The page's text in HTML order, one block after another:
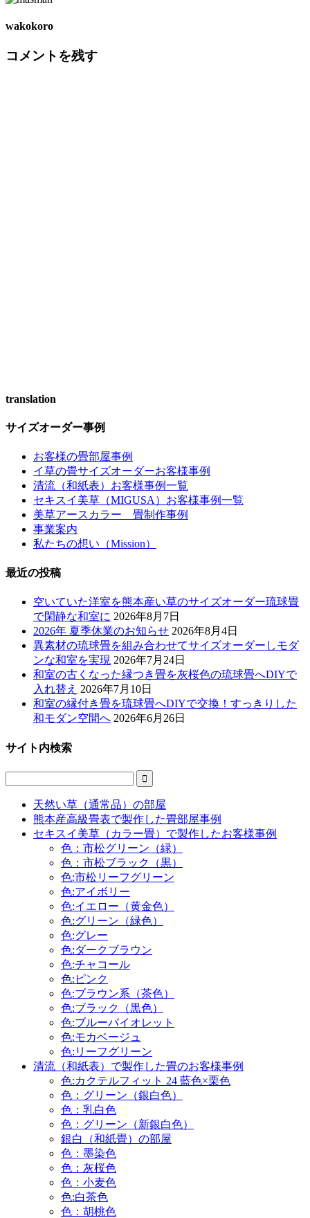
wakokoro
コメントを残す
translation
サイズオーダー事例
お客様の畳部屋事例
イ草の畳サイズオーダーお客様事例
清流（和紙表）お客様事例一覧
セキスイ美草（MIGUSA）お客様事例一覧
美草アースカラー 畳制作事例
事業案内
私たちの想い（Mission）
最近の投稿
空いていた洋室を熊本産い草のサイズオーダー琉球畳
で閑静な和室に 2026年8月7日
2026年 夏季休業のお知らせ 2026年8月4日
異素材の琉球畳を組み合わせてサイズオーダーしモダ
ンな和室を実現 2026年7月24日
和室の古くなった縁つき畳を灰桜色の琉球畳へDIYで
入れ替え 2026年7月10日
和室の縁付き畳を琉球畳へDIYで交換！すっきりした
和モダン空間へ 2026年6月26日
サイト内検索

天然い草（通常品）の部屋
熊本産高級畳表で製作した畳部屋事例
セキスイ美草（カラー畳）で製作したお客様事例
色：市松グリーン（緑）
色：市松ブラック（黒）
色:市松リーフグリーン
色:アイボリー
色:イエロー（黄金色）
色:グリーン（緑色）
色:グレー
色:ダークブラウン
色:チャコール
色:ピンク
色:ブラウン系（茶色）
色:ブラック（黒色）
色:ブルーバイオレット
色:モカベージュ
色:リーフグリーン
清流（和紙表）で製作した畳のお客様事例
色:カクテルフィット 24 藍色×栗色
色：グリーン（銀白色）
色：乳白色
色：グリーン（新銀白色）
銀白（和紙畳）の部屋
色：墨染色
色：灰桜色
色：小麦色
色:白茶色
色：胡桃色